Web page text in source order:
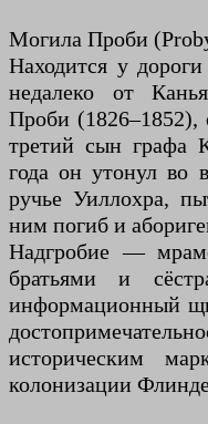
Могила Проби
Находится у
недалеко от
Проби (1826–1852),
третий сын графа
года он утонул во
ручье Уиллохра,
ним погиб и
Надгробие —
братьями и
информационный
историческим
колонизации